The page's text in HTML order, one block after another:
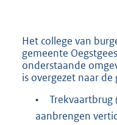
Het college van
gemeente
onderstaande
is overgezet naar
•
Trekvaartbrug
aanbrengen